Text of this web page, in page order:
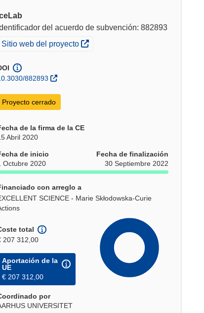
del acuerdo de subvención: 882893
(se abrirá en una nueva ventana)
Sitio web del proyecto
882893
Proyecto cerrado
de la firma de la CE
Abril 2020
de inicio
Octubre 2020
Fecha de finalización
30 Septiembre 2022
con arreglo a
SCIENCE - Marie Skłodowska-Curie
total
207 312,00
Aportación de la
UE
€ 207 312,00
por
UNIVERSITET